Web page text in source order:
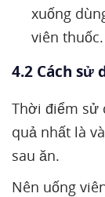
xuống
viên thuốc.
4.2 Cách sử
Thời điểm sử
quả nhất là
sau ăn.
Nên uống